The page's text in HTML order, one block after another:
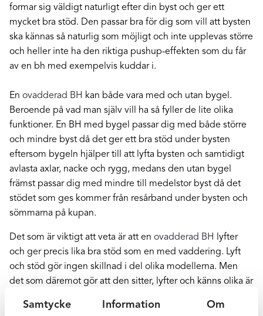
Samtycke Information Om
formar sig väldigt naturligt efter din byst och ger ett
mycket bra stöd. Den passar bra för dig som vill att bysten
ska kännas så naturlig som möjligt och inte upplevas större
och heller inte ha den riktiga pushup-effekten som du får
av en bh med exempelvis kuddar i.
En ovadderad BH kan både vara med och utan bygel.
Beroende på vad man själv vill ha så fyller de lite olika
funktioner. En BH med bygel passar dig med både större
och mindre byst då det ger ett bra stöd under bysten
eftersom bygeln hjälper till att lyfta bysten och samtidigt
avlasta axlar, nacke och rygg, medans den utan bygel
främst passar dig med mindre till medelstor byst då det
stödet som ges kommer från resårband under bysten och
sömmarna på kupan.
Det som är viktigt att veta är att en ovadderad BH lyfter
och ger precis lika bra stöd som en med vaddering. Lyft
och stöd gör ingen skillnad i del olika modellerna. Men
det som däremot gör att den sitter, lyfter och känns olika är